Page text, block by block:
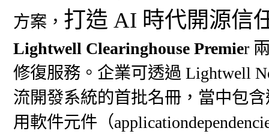
方案， 打造 AI 時代開源信
Lightwell Clearinghouse Premier
修復服務。企業可透過 Lightwell
流開發系統的首批名冊，當中包
用軟件元件（